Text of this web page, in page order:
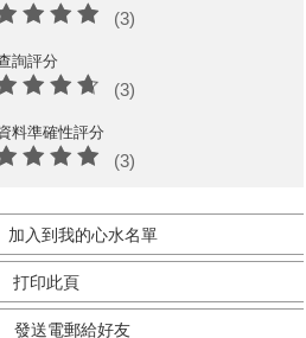
(3)
詢評分
(3)
料準確性評分
(3)
加入到我的心水名單
打印此頁
發送電郵給好友